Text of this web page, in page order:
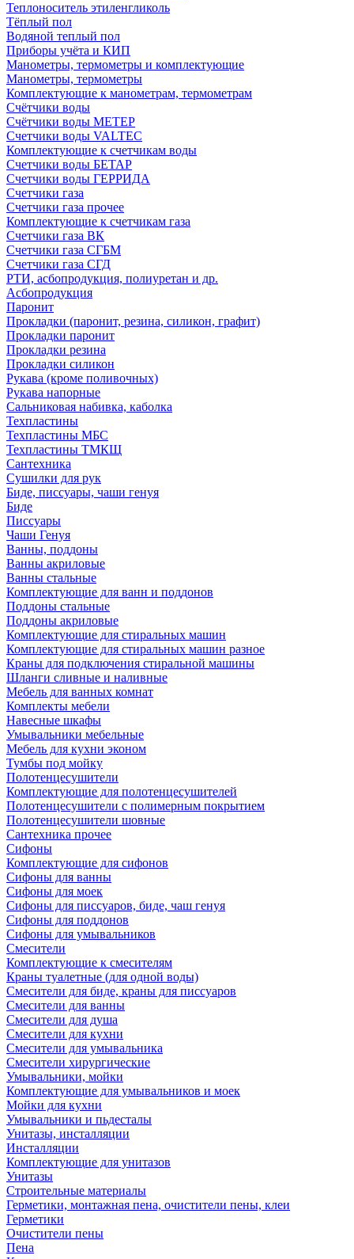
Теплоноситель этиленгликоль
Тёплый пол
Водяной теплый пол
Приборы учёта и КИП
Манометры, термометры и комплектующие
Манометры, термометры
Комплектующие к манометрам, термометрам
Счётчики воды
Счётчики воды МЕТЕР
Счетчики воды VALTEC
Комплектующие к счетчикам воды
Счетчики воды БЕТАР
Счетчики воды ГЕРРИДА
Счетчики газа
Счетчики газа прочее
Комплектующие к счетчикам газа
Счетчики газа ВК
Счетчики газа СГБМ
Счетчики газа СГД
РТИ, асбопродукция, полиуретан и др.
Асбопродукция
Паронит
Прокладки (паронит, резина, силикон, графит)
Прокладки паронит
Прокладки резина
Прокладки силикон
Рукава (кроме поливочных)
Рукава напорные
Сальниковая набивка, каболка
Техпластины
Техпластины МБС
Техпластины ТМКЩ
Сантехника
Сушилки для рук
Биде, писсуары, чаши генуя
Биде
Писсуары
Чаши Генуя
Ванны, поддоны
Ванны акриловые
Ванны стальные
Комплектующие для ванн и поддонов
Поддоны стальные
Поддоны акриловые
Комплектующие для стиральных машин
Комплектующие для стиральных машин разное
Краны для подключения стиральной машины
Шланги сливные и наливные
Мебель для ванных комнат
Комплекты мебели
Навесные шкафы
Умывальники мебельные
Мебель для кухни эконом
Тумбы под мойку
Полотенцесушители
Комплектующие для полотенцесушителей
Полотенцесушители с полимерным покрытием
Полотенцесушители шовные
Сантехника прочее
Сифоны
Комплектующие для сифонов
Сифоны для ванны
Сифоны для моек
Сифоны для писсуаров, биде, чаш генуя
Сифоны для поддонов
Сифоны для умывальников
Смесители
Комплектующие к смесителям
Краны туалетные (для одной воды)
Смесители для биде, краны для писсуаров
Смесители для ванны
Смесители для душа
Смесители для кухни
Смесители для умывальника
Смесители хирургические
Умывальники, мойки
Комплектующие для умывальников и моек
Мойки для кухни
Умывальники и пьдесталы
Унитазы, инсталляции
Инсталляции
Комплектующие для унитазов
Унитазы
Строительные материалы
Герметики, монтажная пена, очистители пены, клеи
Герметики
Очистители пены
Пена